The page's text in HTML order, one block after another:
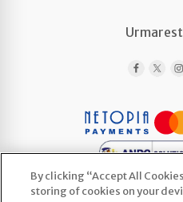
By clicking “Accept All
storing of cookies on your